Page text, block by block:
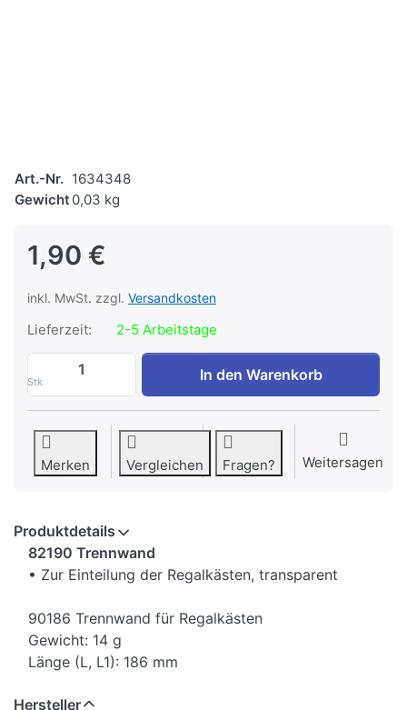
Art.-Nr. 1634348
Gewicht 0,03 kg
1,90 €
inkl. MwSt. zzgl. Versandkosten
Lieferzeit: 2-5 Arbeitstage
Stk
Trennwand für Regalkästen L 186 mm zu
In den Warenkorb
Merken Vergleichen Fragen? Weitersagen
Produktdetails
82190 Trennwand
• Zur Einteilung der Regalkästen, transparent
90186 Trennwand für Regalkästen
Gewicht: 14 g
Länge (L, L1): 186 mm
Hersteller